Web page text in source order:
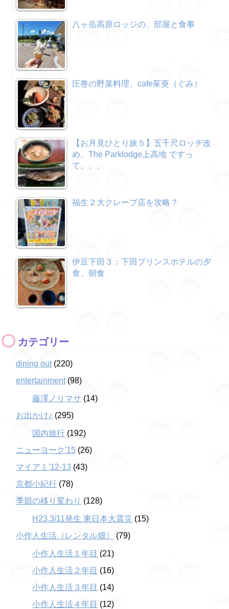
八ヶ岳高原ロッジの、部屋と食事
圧巻の野菜料理、cafe茱萸（ぐみ）
【お月見ひとり旅５】五千尺ロッヂ改
め、The Parklodge上高地 ですっ
て。。。
福生２大クレープ店を攻略？
伊豆下田３：下田プリンスホテルの夕
食、朝食
カテゴリー
dining out(220)
entertainment(98)
藤澤ノリマサ (14)
お出かけ♪ (295)
国内旅行 (192)
ニューヨーク'15 (26)
マイアミ'12-13 (43)
京都小紀行 (78)
季節の移り変わり (128)
H23.3/11発生 東日本大震災 (15)
小作人生活（レンタル畑）
(79)
小作人生活１年目 (21)
小作人生活２年目 (16)
小作人生活３年目 (14)
小作人生活４年目 (12)